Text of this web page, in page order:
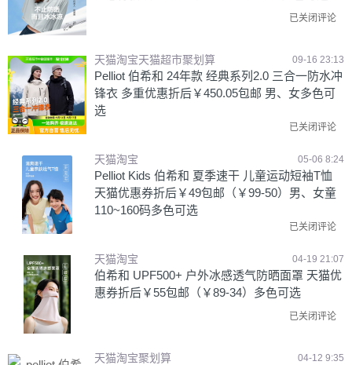
已关闭评论
天猫淘宝天猫超市聚划算 09-16 23:13
Pelliot 伯希和 24年款 经典系列2.0 三合一防水冲
锋衣 多重优惠折后￥450.05包邮 男、女多色可
选
已关闭评论
天猫淘宝 05-06 8:24
Pelliot Kids 伯希和 夏季速干 儿童运动短袖T恤
天猫优惠券折后￥49包邮（￥99-50）男、女童
110~160码多色可选
已关闭评论
天猫淘宝 04-19 21:07
伯希和 UPF500+ 户外冰感透气防晒面罩 天猫优
惠券折后￥55包邮（￥89-34）多色可选
已关闭评论
天猫淘宝聚划算 04-12 9:35